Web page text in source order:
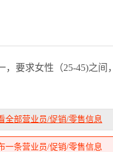
，要求女性（25-45)之间
全部营业员/促销/零售信息
一条营业员/促销/零售信息